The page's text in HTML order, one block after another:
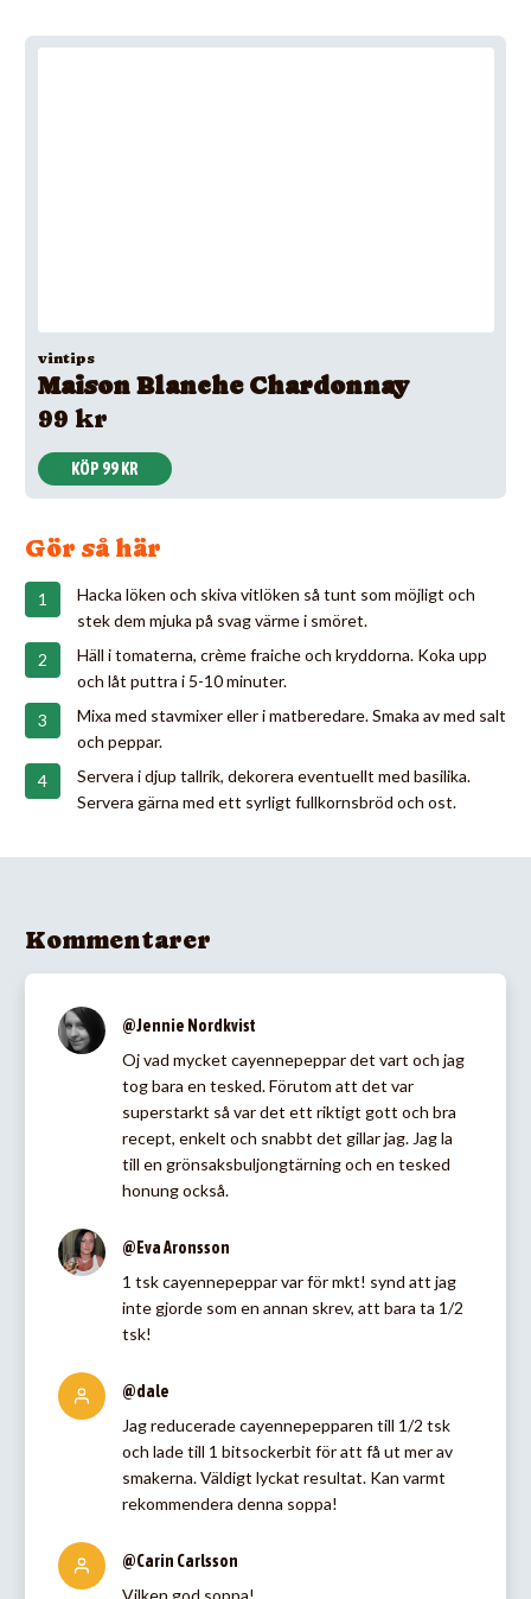
vintips
Maison Blanche Chardonnay
99 kr
KÖP 99 KR
Gör så här
Hacka löken och skiva vitlöken så tunt som möjligt och
stek dem mjuka på svag värme i smöret.
Häll i tomaterna, crème fraiche och kryddorna. Koka upp
och låt puttra i 5-10 minuter.
Mixa med stavmixer eller i matberedare. Smaka av med salt
och peppar.
Servera i djup tallrik, dekorera eventuellt med basilika.
Servera gärna med ett syrligt fullkornsbröd och ost.
Kommentarer
@Jennie Nordkvist
Oj vad mycket cayennepeppar det vart och jag
tog bara en tesked. Förutom att det var
superstarkt så var det ett riktigt gott och bra
recept, enkelt och snabbt det gillar jag. Jag la
till en grönsaksbuljongtärning och en tesked
honung också.
@Eva Aronsson
1 tsk cayennepeppar var för mkt! synd att jag
inte gjorde som en annan skrev, att bara ta 1/2
tsk!
@dale
Jag reducerade cayennepepparen till 1/2 tsk
och lade till 1 bitsockerbit för att få ut mer av
smakerna. Väldigt lyckat resultat. Kan varmt
rekommendera denna soppa!
@Carin Carlsson
Vilken god soppa!